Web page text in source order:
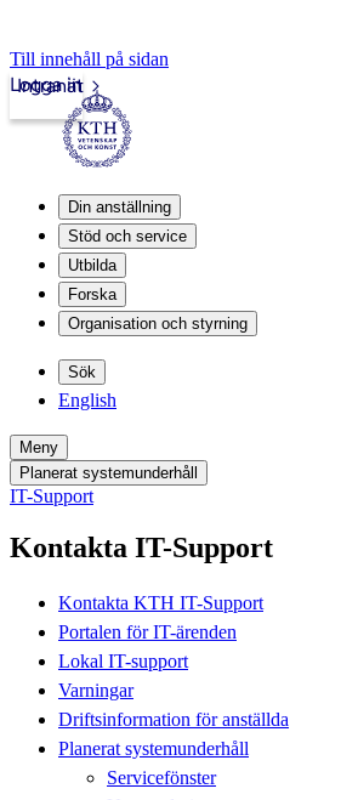
Till innehåll på sidan
Intranät
Logga in
Din anställning
Stöd och service
Utbilda
Forska
Organisation och styrning
Sök
English
Meny
Planerat systemunderhåll
IT-Support
Kontakta IT-Support
Kontakta KTH IT-Support
Portalen för IT-ärenden
Lokal IT-support
Varningar
Driftsinformation för anställda
Planerat systemunderhåll
Servicefönster